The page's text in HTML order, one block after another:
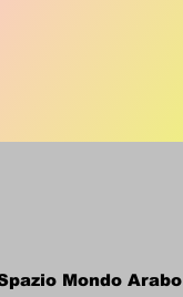
Mondo Arabo